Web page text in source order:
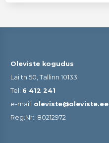
Oleviste kogudus
Lai tn 50, Tallinn 10133
Tel: 6 412 241
e-mail: oleviste@oleviste.ee
Reg.Nr: 80212972